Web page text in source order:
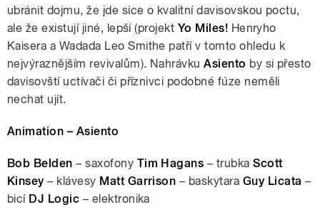
ubránit dojmu, že jde sice o kvalitní davisovskou poctu,
ale že existují jiné, lepší (projekt Yo Miles! Henryho
Kaisera a Wadada Leo Smithe patří v tomto ohledu k
nejvýraznějším revivalům). NahrávkuAsiento by si přesto
davisovští uctívači či příznivci podobné fúze neměli
nechat ujít.
Animation – Asiento
Bob Belden – saxofony Tim Hagans – trubkaScott
Kinsey– klávesy Matt Garrison – baskytara Guy Licata –
bicí DJ Logic – elektronika